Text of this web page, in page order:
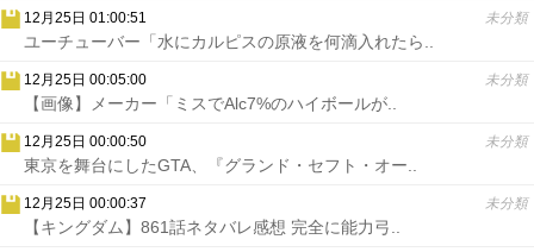
12月25日 01:00:51 未分類
ユーチューバー「水にカルピスの原液を何滴入れたら..
12月25日 00:05:00 未分類
【画像】メーカー「ミスでAlc7%のハイボールが..
12月25日 00:00:50 未分類
東京を舞台にしたGTA、『グランド・セフト・オー..
12月25日 00:00:37 未分類
【キングダム】861話ネタバレ感想 完全に能力弓..